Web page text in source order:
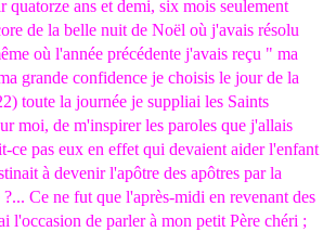
quatorze ans et demi, six mois seulement
de la belle nuit de Noël où j'avais résolu
où l'année précédente j'avais reçu " ma
grande confidence je choisis le jour de la
toute la journée je suppliai les Saints
moi, de m'inspirer les paroles que j'allais
ce pas eux en effet qui devaient aider l'enfant
à devenir l'apôtre des apôtres par la
Ce ne fut que l'après-midi en revenant des
l'occasion de parler à mon petit Père chéri ;